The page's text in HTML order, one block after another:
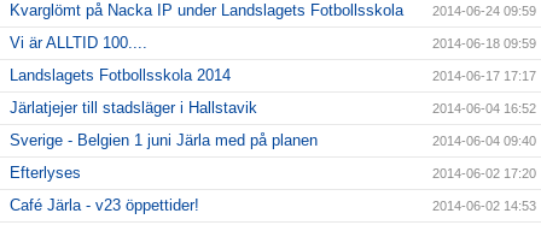
Kvarglömt på Nacka IP under Landslagets Fotbollsskola 2014-06-24 09:59
Vi är ALLTID 100.... 2014-06-18 09:59
Landslagets Fotbollsskola 2014 2014-06-17 17:17
Järlatjejer till stadsläger i Hallstavik 2014-06-04 16:52
Sverige - Belgien 1 juni Järla med på planen 2014-06-04 09:40
Efterlyses 2014-06-02 17:20
Café Järla - v23 öppettider! 2014-06-02 14:53